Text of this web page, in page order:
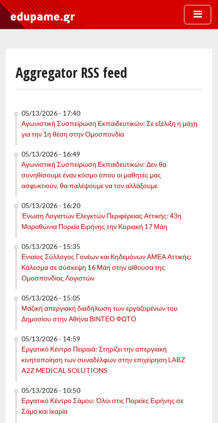
Aggregator RSS feed
05/13/2026 - 17:40
Αγωνιστική Συσπείρωση Εκπαιδευτικών: Σε εξέλιξη η μάχη
για την 1η θέση στην Ομοσπονδία
05/13/2026 - 16:49
Αγωνιστική Συσπείρωση Εκπαιδευτικών: Δεν θα
συνηθίσουμε έναν κόσμο όπου οι μαθητές μας
ασφυκτιούν, θα παλέψουμε να τον αλλάξουμε
05/13/2026 - 16:20
Ένωση Λογιστών Ελεγκτών Περιφέρειας Αττικής: 43η
Μαραθώνια Πορεία Ειρήνης την Κυριακή 17 Μάη
05/13/2026 - 15:35
Ενιαίος Σύλλογος Γονέων και Κηδεμόνων ΑΜΕΑ Αττικής:
Κάλεσμα σε σύσκεψη 16 Μάη στην αίθουσα της
Ομοσπονδίας Λογιστών
05/13/2026 - 15:05
Μαζική απεργιακή διαδήλωση των εργαζομένων του
Δημοσίου στην Αθήνα ΒΙΝΤΕΟ ΦΩΤΟ
05/13/2026 - 14:59
Εργατικό Κέντρο Πειραιά: Στηρίζει την απεργιακή
κινητοποίηση των συναδέλφων στην επιχείρηση LABZ
A2Z MEDICAL SOLUTIONS
05/13/2026 - 10:50
Εργατικό Κέντρο Σάμου: Όλοι στις Πορείες Ειρήνης σε
Σάμο και Ικαρία